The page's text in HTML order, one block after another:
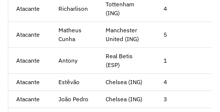
Atacante Richarlison
Tottenham
(ING)
4
Atacante
Matheus
Cunha
Manchester
United (ING)
5
Atacante Antony
Real Betis
(ESP)
1
Atacante Estêvão Chelsea (ING) 4
Atacante João Pedro Chelsea (ING) 3